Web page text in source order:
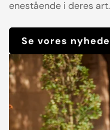
enestående i deres art.
Se vores